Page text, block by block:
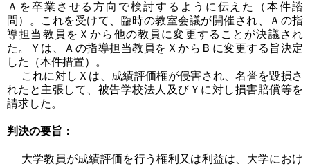
Ａを卒業させる方向で検討するように伝えた（本件諮
問）。これを受けて、臨時の教室会議が開催され、Ａの指
導担当教員をＸから他の教員に変更することが決議され
た。Ｙは、Ａの指導担当教員をＸからＢに変更する旨決定
した（本件措置）。
これに対しＸは、成績評価権が侵害され、名誉を毀損さ
れたと主張して、被告学校法人及びＹに対し損害賠償等を
請求した。
判決の要旨：
大学教員が成績評価を行う権利又は利益は、大学におけ